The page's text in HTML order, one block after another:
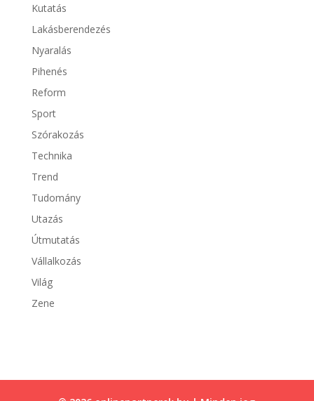
Kutatás
Lakásberendezés
Nyaralás
Pihenés
Reform
Sport
Szórakozás
Technika
Trend
Tudomány
Utazás
Útmutatás
Vállalkozás
Világ
Zene